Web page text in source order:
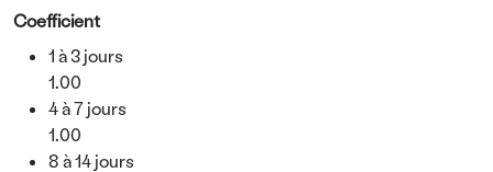
Coefficient
1 à 3 jours
Coefficient Value
1.00
4 à 7 jours
Coefficient Value
1.00
8 à 14 jours